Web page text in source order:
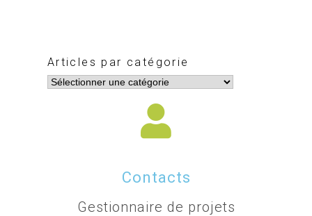
Articles par catégorie
Contacts
Gestionnaire de projets